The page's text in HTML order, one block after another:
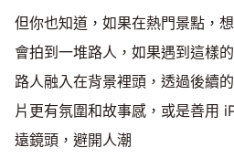
但你也知道，如果在熱門景點，
會拍到一堆路人，如果遇到這樣
路人融入在背景裡頭，透過後續
片更有氛圍和故事感，或是善用
遠鏡頭，避開人潮